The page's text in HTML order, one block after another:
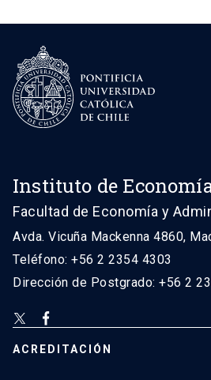
Instituto de
Facultad de Economía y
Avda. Vicuña Mackenna 4860,
Teléfono: +56 2 2354 4303
Dirección de Postgrado: +56 2
ACREDITACIÓN